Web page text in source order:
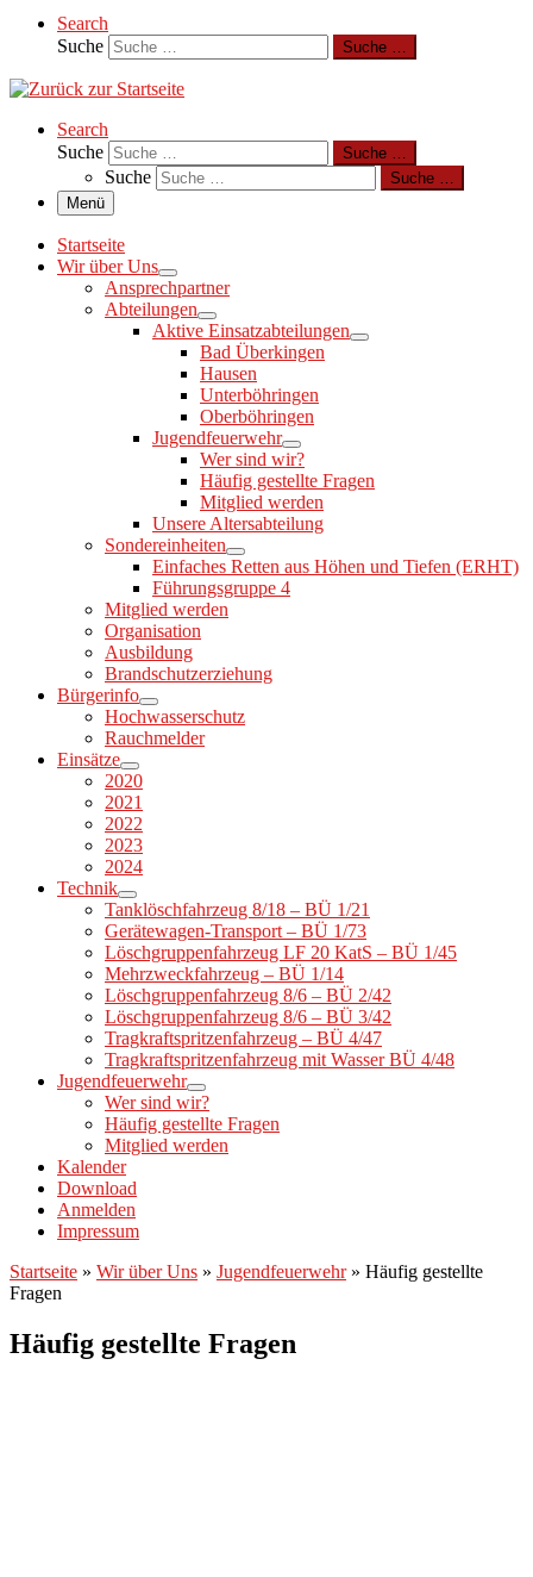
Search
Suche
Suche …
Search
Suche
Suche …
Suche
Suche …
Menü
Startseite
Wir über Uns
Ansprechpartner
Abteilungen
Aktive Einsatzabteilungen
Bad Überkingen
Hausen
Unterböhringen
Oberböhringen
Jugendfeuerwehr
Wer sind wir?
Häufig gestellte Fragen
Mitglied werden
Unsere Altersabteilung
Sondereinheiten
Einfaches Retten aus Höhen und Tiefen (ERHT)
Führungsgruppe 4
Mitglied werden
Organisation
Ausbildung
Brandschutzerziehung
Bürgerinfo
Hochwasserschutz
Rauchmelder
Einsätze
2020
2021
2022
2023
2024
Technik
Tanklöschfahrzeug 8/18 – BÜ 1/21
Gerätewagen-Transport – BÜ 1/73
Löschgruppenfahrzeug LF 20 KatS – BÜ 1/45
Mehrzweckfahrzeug – BÜ 1/14
Löschgruppenfahrzeug 8/6 – BÜ 2/42
Löschgruppenfahrzeug 8/6 – BÜ 3/42
Tragkraftspritzenfahrzeug – BÜ 4/47
Tragkraftspritzenfahrzeug mit Wasser BÜ 4/48
Jugendfeuerwehr
Wer sind wir?
Häufig gestellte Fragen
Mitglied werden
Kalender
Download
Anmelden
Impressum
Startseite » Wir über Uns » Jugendfeuerwehr » Häufig gestellte
Fragen
Häufig gestellte Fragen